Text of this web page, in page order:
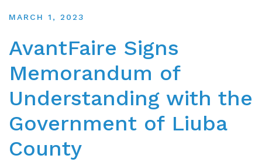
MARCH 1, 2023
AvantFaire Signs
Memorandum of
Understanding with the
Government of Liuba
County